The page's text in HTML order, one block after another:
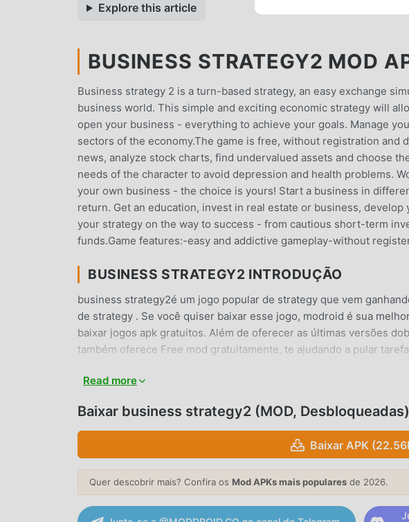
Explore this article
BUSINESS STRATEGY2 MOD
Business strategy 2 is a turn-based strategy, an easy exchange
business world. This simple and exciting economic strategy will
open your business - everything to achieve your goals. Manage
sectors of the economy.The game is free, without registration and
news, analyze stock charts, find undervalued assets and choose
needs of the character to avoid depression and health problems.
your own business - the choice is yours! Start a business in
return. Get an education, invest in real estate or business,
your strategy on the way to success - from cautious short-term
funds.Game features:-easy and addictive gameplay-without
BUSINESS STRATEGY2 INTRODUÇÃO
business strategy2é um jogo popular de strategy que vem
de strategy . Se você quiser baixar esse jogo, modroid é sua
baixar jogos apk gratuitos. Além de oferecer as últimas versões
também oferece Free mod gratuitamente, te ajudando a pular
cobrar nenhuma tarifa dos usuários, além de ser 100% seguro e
JOGABILIDADE ÚNICA
business strategy2 é um jogo popular de strategy . Sua
redor do mundo. Diferente do jogos tradicionais de strategy ,
tutorial para iniciante para que você possa iniciar facilmente o
de strategy business strategy2 4.4. Ao mesmo tempo, moddroid
Read more
Baixar business strategy2 (MOD, Desbloqueadas)
Baixar APK
Quer descobrir mais? Confira os Mod APKs mais populares de 2026.